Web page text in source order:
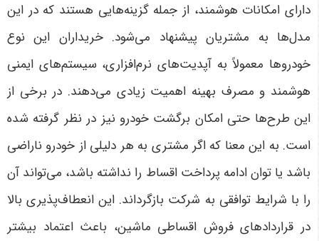
دارای امکانات هوشمند، از جمله گزینه‌هایی هستند که در این
مدل‌ها به مشتریان پیشنهاد می‌شود. خریداران این نوع
خودروها معمولاً به آپدیت‌های نرم‌افزاری، سیستم‌های ایمنی
هوشمند و مصرف بهینه اهمیت زیادی می‌دهند. در برخی از
این طرح‌ها حتی امکان برگشت خودرو نیز در نظر گرفته شده
است. به این معنا که اگر مشتری به هر دلیلی از خودرو ناراضی
باشد یا توان ادامه پرداخت اقساط را نداشته باشد، می‌تواند آن
را با شرایط توافقی به شرکت بازگرداند. این انعطاف‌پذیری بالا
در قراردادهای فروش اقساطی ماشین، باعث اعتماد بیشتر